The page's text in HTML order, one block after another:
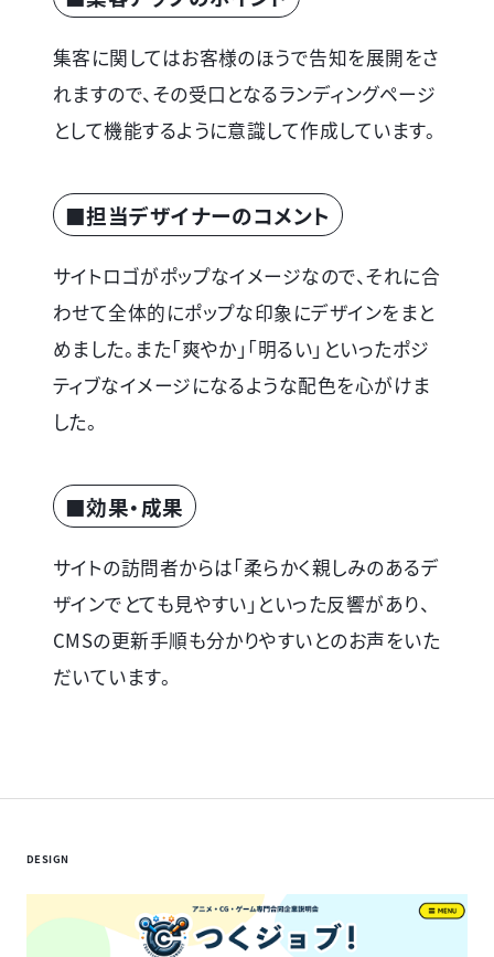
集客に関してはお客様のほうで告知を展開をさ
れますので、その受口となるランディングページ
として機能するように意識して作成しています。
■担当デザイナーのコメント
サイトロゴがポップなイメージなので、それに合
わせて全体的にポップな印象にデザインをまと
めました。また「爽やか」「明るい」といったポジ
ティブなイメージになるような配色を心がけま
した。
■効果・成果
サイトの訪問者からは「柔らかく親しみのあるデ
ザインでとても見やすい」といった反響があり、
CMSの更新手順も分かりやすいとのお声をいた
だいています。
DESIGN